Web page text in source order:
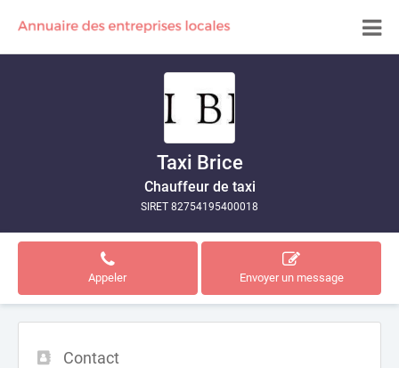
Taxi Brice
Chauffeur de taxi
SIRET 82754195400018
Appeler Envoyer un message
Contact